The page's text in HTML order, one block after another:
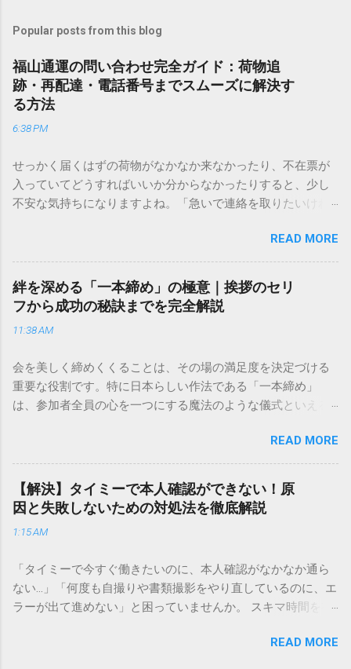
Popular posts from this blog
福山通運の問い合わせ完全ガイド：荷物追
跡・再配達・電話番号までスムーズに解決す
る方法
6:38 PM
せっかく届くはずの荷物がなかなか来なかったり、不在票が
入っていてどうすればいいか分からなかったりすると、少し
不安な気持ちになりますよね。「急いで連絡を取りたいけれ
きできる？」といった疑問を抱える方も多いはずです。 福山
通運は企業間物流のイメージが強いかもしれませんが、個人
向けの宅配サービスも非常に充実しています。大切なのは、
目的に合わせた適切な連絡先を選ぶことです。この記事で
は、荷物の追跡確認から営業所への電話連絡、再配達の依頼
手順まで、初めての方でも迷わずに解決できる方法を詳しく
本全国に広範なネットワークを持つ大手運送会社です。特に
重量物や大型の荷物、そして企業間の輸送において圧倒的な
実績を誇ります。 個人で利用する場合、他の宅配業者と少し
いう特徴があります。地域に密着した各拠点が配送をコント
ロールしているため、現場の状況に合わせた柔軟な相談がし
やすいのがメリットです。まずは、今抱えている悩みがどの
サービスで解決できるかを確認していきましょう。 1. 荷物の
るのが最も効率的です。現在の荷物がいったいどこにあるの
か、いつ届く予定なのかは、お手元の番号一つで判明しま
す。 伝票番号（お問い合わせ番号）を準備する : 送り状（伝
票）の控えに記載されている、数字の並びを確認してくださ
い。これが荷物の識別番号になります。 確認できる内容 : 集
READ MORE
絆を深める「一本締め」の極意｜挨拶のセリ
フから成功の秘訣までを完全解説
11:38 AM
会を美しく締めくくることは、その場の満足度を決定づける
重要な役割です。特に日本らしい作法である「一本締め」
は、参加者全員の心を一つにする魔法のような儀式といえる
「手拍子のリズムに自信がない」と不安を感じる方も多いは
ずです。この記事では、ビジネスからカジュアルな集まりま
で、どのような場面でも堂々と立ち振る舞えるための「一本
締め」の作法を、基礎知識から具体的なセリフ例まで丁寧に
解説します。 一本締めとは？その本質と効果 一本締めは、単
に手を叩いて終わらせる作業ではありません。その時間、そ
て刻み込む伝統的な儀礼です。 一本締めがもたらすポジティ
ブな効果 一体感の創出 参加者全員が一斉に同じリズムを刻む
ことで、集団としての連帯感が生まれます。 心地よい終幕
韻を大切にしながら、すっきりと解散することができます。
READ MORE
【解決】タイミーで本人確認ができない！原
因と失敗しないための対処法を徹底解説
1:15 AM
「タイミーで今すぐ働きたいのに、本人確認がなかなか通ら
ない…」「何度も自撮りや書類撮影をやり直しているのに、エ
ラーが出て進めない」と困っていませんか。 スキマ時間を有
賢い働き方に欠かせないツールです。しかし、その最初の壁
READ MORE